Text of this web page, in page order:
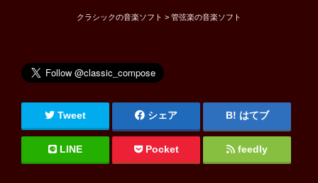
クラシックの音楽ソフト > 管弦楽の音楽ソフト
Tweet シェア はてブ
LINE Pocket feedly